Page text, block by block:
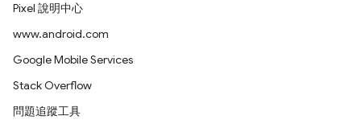
Pixel 說明中心
www.android.com
Google Mobile Services
Stack Overflow
問題追蹤工具